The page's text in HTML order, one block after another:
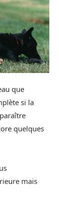
que
si la
quelques
mais